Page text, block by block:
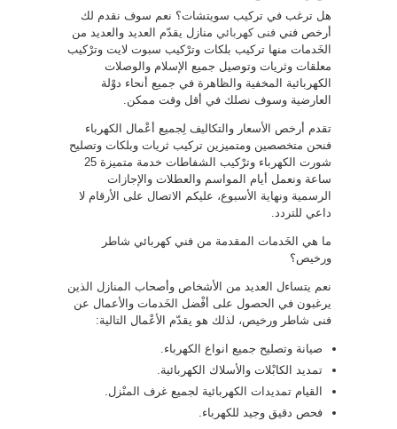
هل ترغب في تركيب سويتشات؟ نعم سوف نقدم لك
أرخص فني فنى كهربائي منازل يقدّم العديد والعديد من
الخَدمات منها تركيب بلكات وترْكيب سبوت لايت وترْكيب
معلقات وثريات وتوصيل جميع الإسلام والوصلات
الكهربائية المخفية والظاهرة في جميع أنحاء دوْلة
العارضية وسوف نصلك في أقل وقت ممكن.
تقدم أرخص الأسعار والتكاليف لِجميع أعْمال الكهرباء
فنحن متخصصين ومتميزين تركيب ثريات وبلكات وتصليح
شورت الكهرباء وترْكيب الشفاطات خدمة متميزة 25
ساعة ونعمل أيام المواسم والعطلات والإجازات
الرسمية ونهاية الأسبوع، عليكم الاتصال على الأرقام لا
داعي للتردد.
ما هي الخَدمات المقدمة من فني كهربائي شاطر
ورخيص؟
نعم يتساءل العديد من الأشخاص وأصحاب المنازل الذين
يرغبون في الحصول على أفْضل الخَدمات والأعمال عن
فنى شاطر ورخيص، لذلك هو يقدّم الأعْمال التالية:
صيانة وتصليح جميع انواع الكهرباء.
تمديد الكابْلات والأسلاك الكهربائية.
القيام تمديدات الكهربائية لجميع غرف المنْزل.
فحص دقيق وجيد للكهرباء.